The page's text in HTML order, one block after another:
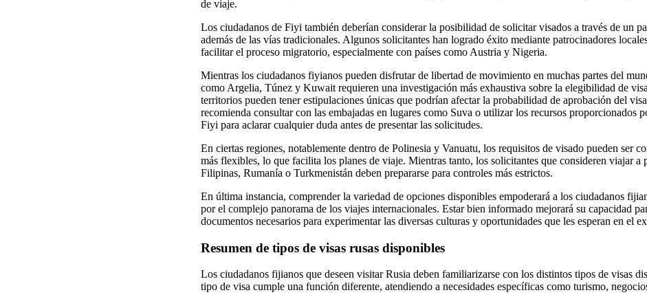
de viaje.
Los ciudadanos de Fiyi también deberían considerar la posibilidad de solicitar visados a través de un
además de las vías tradicionales. Algunos solicitantes han logrado éxito mediante patrocinadores
facilitar el proceso migratorio, especialmente con países como Austria y Nigeria.
Mientras los ciudadanos fiyianos pueden disfrutar de libertad de movimiento en muchas partes del
como Argelia, Túnez y Kuwait requieren una investigación más exhaustiva sobre la elegibilidad de
territorios pueden tener estipulaciones únicas que podrían afectar la probabilidad de aprobación del
recomienda consultar con las embajadas en lugares como Suva o utilizar los recursos proporcionados
Fiyi para aclarar cualquier duda antes de presentar las solicitudes.
En ciertas regiones, notablemente dentro de Polinesia y Vanuatu, los requisitos de visado pueden ser
más flexibles, lo que facilita los planes de viaje. Mientras tanto, los solicitantes que consideren viajar a
Filipinas, Rumanía o Turkmenistán deben prepararse para controles más estrictos.
En última instancia, comprender la variedad de opciones disponibles empoderará a los ciudadanos
por el complejo panorama de los viajes internacionales. Estar bien informado mejorará su capacidad
documentos necesarios para experimentar las diversas culturas y oportunidades que les esperan en el
Resumen de tipos de visas rusas disponibles
Los ciudadanos fijianos que deseen visitar Rusia deben familiarizarse con los distintos tipos de visas
tipo de visa cumple una función diferente, atendiendo a necesidades específicas como turismo,